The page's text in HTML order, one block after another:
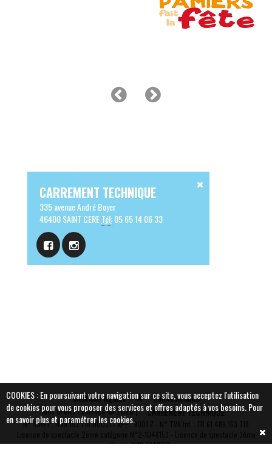
CARREMENT TECHNIQUE
335 avenue André Boyer
46400 SAINT CERETél:05 65 14 06 33
Vous souhaitez plus
Mentions légales
Confidentialité
Tous droits réservés © 2026 |
CARREMENT TECHNIQUE
N° SIRET : 489 153 718 00031 - APE : 9001 Z - N° TVA Int. : FR 61 489 153 718
catégorie N°3-1048152
COOKIES : En poursuivant votre navigation sur ce site, vous acceptez l'utilisation
de cookies pour vous proposer des services et offres adaptés à vos besoins. Pour
en savoir plus et paramétrer les cookies.